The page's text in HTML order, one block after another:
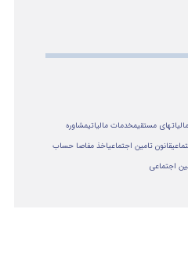
مستقیمخدمات مالیاتیمشاوره
قانون تامین اجتماعیاخذ مفاصا حساب
اجتماعی